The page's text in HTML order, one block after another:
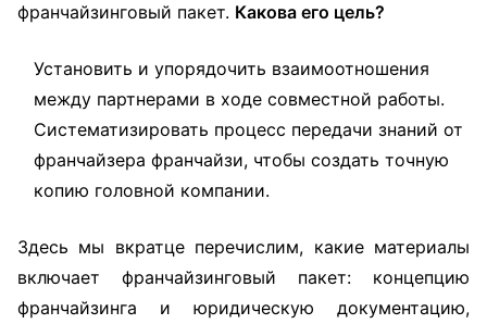
франчайзинговый пакет. Какова его цель?
Установить и упорядочить взаимоотношения
между партнерами в ходе совместной работы.
Систематизировать процесс передачи знаний от
франчайзера франчайзи, чтобы создать точную
копию головной компании.
Здесь мы вкратце перечислим, какие материалы
включает франчайзинговый пакет: концепцию
франчайзинга и юридическую документацию,